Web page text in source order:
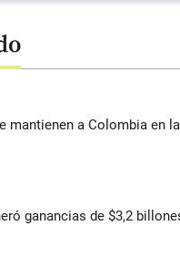
mantienen a Colombia en
ganancias de $3,2